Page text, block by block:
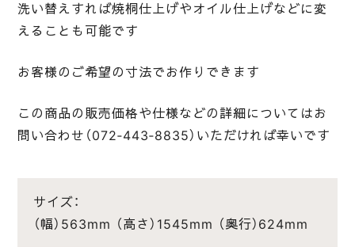
洗い替えすれば焼桐仕上げやオイル仕上げなどに変
えることも可能です
お客様のご希望の寸法でお作りできます
この商品の販売価格や仕様などの詳細についてはお
問い合わせ（072‐443‐8835）いただければ幸いです
サイズ：
（幅）563mm （高さ）1545mm （奥行）624mm